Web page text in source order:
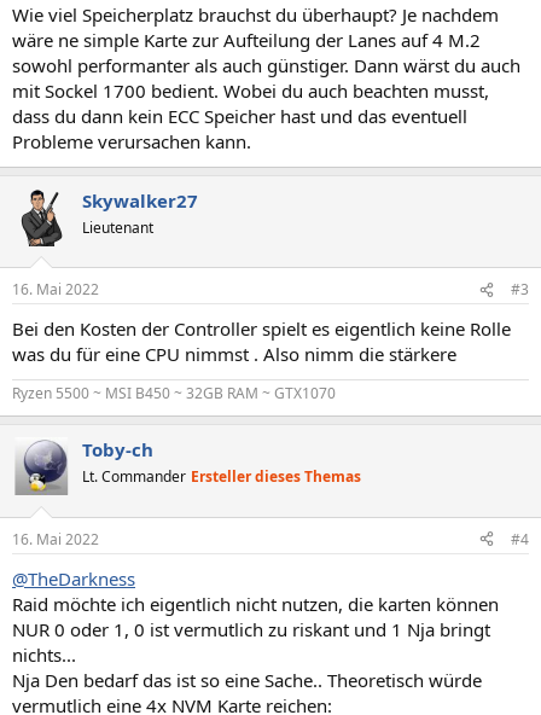
Wie viel Speicherplatz brauchst du überhaupt? Je nachdem
wäre ne simple Karte zur Aufteilung der Lanes auf 4 M.2
sowohl performanter als auch günstiger. Dann wärst du auch
mit Sockel 1700 bedient. Wobei du auch beachten musst,
dass du dann kein ECC Speicher hast und das eventuell
Probleme verursachen kann.
Skywalker27
Lieutenant
16. Mai 2022 #3
Bei den Kosten der Controller spielt es eigentlich keine Rolle
was du für eine CPU nimmst . Also nimm die stärkere
Ryzen 5500 ~ MSI B450 ~ 32GB RAM ~ GTX1070
Toby-ch
Lt. Commander Ersteller dieses Themas
16. Mai 2022 #4
@TheDarkness
Raid möchte ich eigentlich nicht nutzen, die karten können
NUR 0 oder 1, 0 ist vermutlich zu riskant und 1 Nja bringt
nichts...
Nja Den bedarf das ist so eine Sache.. Theoretisch würde
vermutlich eine 4x NVM Karte reichen: